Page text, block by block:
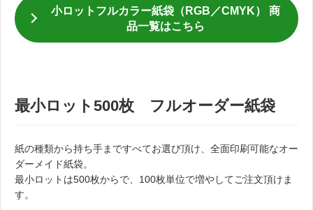
小ロットフルカラー紙袋（RGB／CMYK） 商
品一覧はこちら
最小ロット500枚 フルオーダー紙袋
紙の種類から持ち手まですべてお選び頂け、全面印刷可能なオー
ダーメイド紙袋。
最小ロットは500枚からで、100枚単位で増やしてご注文頂けま
す。